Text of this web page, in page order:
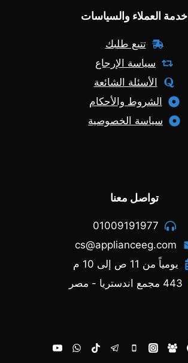
خدمة العملاء والسياسات
تتبع طلبك
سياسة الإرجاع
الأسئلة الشائعة
الشروط والأحكام
سياسة الخصوصية
تواصل معنا
01009191977
cs@applianceeg.com
يومياً من 11 ص إلى 10 م
443 مجمع اندستريا - مصر